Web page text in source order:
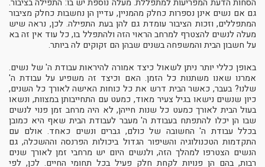
הסחות הדעת המפריעות למתפללת. מעלה נוספת יש בו: התפילה בציבור.
גם אם נשים אינן נספרות כחלק מהמניין, עדיין הן נחשבות כחלק מציבור
המתפללים, וזכות הציבור עומדת גם להן בעת התפילה. לכן, נראה שיש
מעלה לנשים להצטרף למרחב הראוי הזה ולהתפלל בו, כל עוד אין זה בא
על חשבון הבית והמשפחה בשנים שבהן הם זקוקים לה ביותר.
באופן כללי יותר ניתן לשאול כיצד אמורה להיראות עבודת ה' של נשים.
אמרנו שאנו משתנות כל הזמן. האם וכיצד זה משפיע על עבודת ה'
שלנו? בעבר, כאשר הבית דרש את כל כוחות האישה לאורך כל השנים,
כיון שנשים נישאו בגיל צעיר מאוד, כמעט עם התחייבותן במצוות, ונשאו
בעול הבית לאורך כמעט כל שנות חייהן, לא היה מרחב זמן פנוי לנשים
שבו הן יכלו להתפתח בעבודת ה' מעבר לעבודת הבית שאף היא כמובן
בכלל עבודת ה' החשובה של כולם, גברים ונשים כאחד. אולם עם
התקדמות הטכנולוגיה והשיפור הגדול ביכולות הפרנסה וההשכלה, גם
הנשים הצטרפו למהלך הזה, ולנשים היום יש מרחבי זמן לאורך שנים
רבות, בהם הן פנויות לקחת חלק פעיל בכל תחומי החיים. לכן, לפי